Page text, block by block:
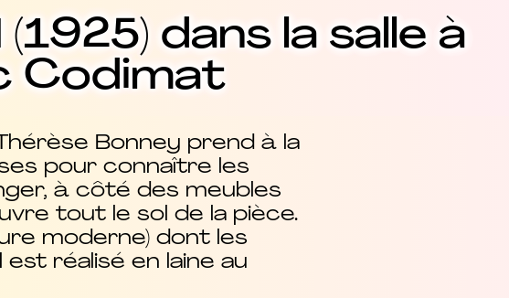
dans la salle à
Codimat
Bonney prend à la
pour connaître les
à côté des meubles
tout le sol de la pièce.
moderne) dont les
réalisé en laine au